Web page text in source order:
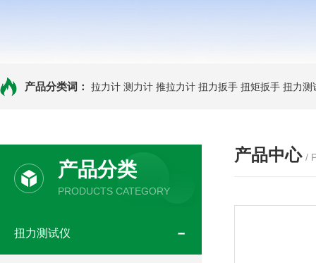
产品分类词： 拉力计 测力计 推拉力计 扭力扳手 扭矩扳手 扭力测
产品分类
PRODUCTS CATEGORY
扭力测试仪
产品中心 /